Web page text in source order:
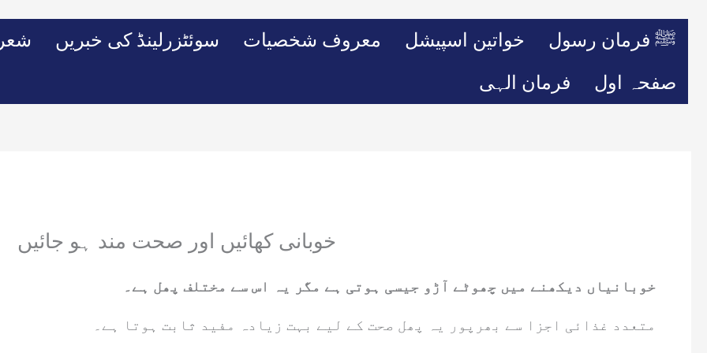
سوئٹزرلینڈ کی خبریں معروف شخصیات خواتین اسپیشل ﷺ فرمان رسول
فرمان الہی صفحہ اول
خوبانی کھائیں اور صحت مند ہو جائیں
خوبانیاں دیکھنے میں چھوٹے آڑو جیسی ہوتی ہے مگر یہ اس سے مختلف پھل ہے۔
متعدد غذائی اجزا سے بھرپور یہ پھل صحت کے لیے بہت زیادہ مفید ثابت ہوتا ہے۔